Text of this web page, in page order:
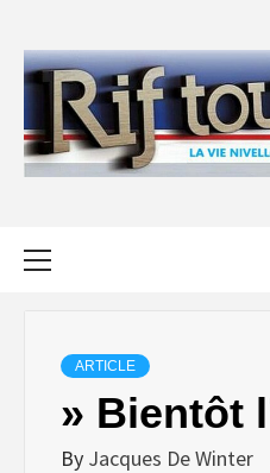
content
ARTICLE
» Bientôt
By Jacques De Winter